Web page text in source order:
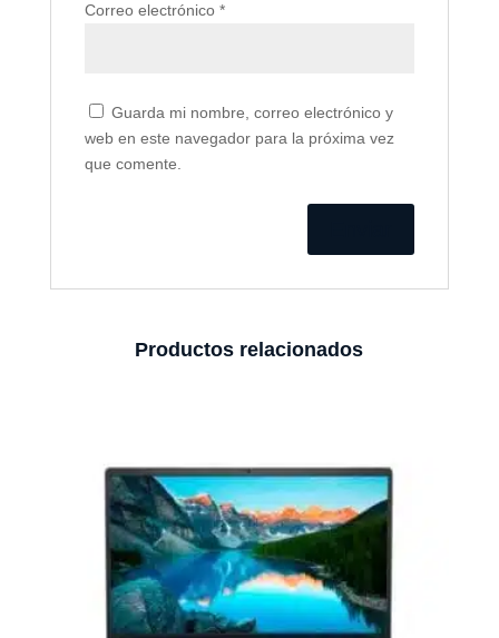
Correo electrónico *
Guarda mi nombre, correo electrónico y
web en este navegador para la próxima vez
que comente.
Productos relacionados